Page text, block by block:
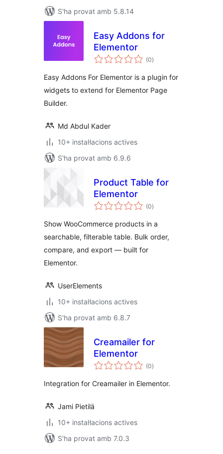
S'ha provat amb 5.8.14
Easy Addons for
Elementor
(0puntuacions
totals
)
Easy Addons For Elementor is a plugin for
widgets to extend for Elementor Page
Builder.
Md Abdul Kader
10+ instal·lacions actives
S'ha provat amb 6.9.6
Product Table for
Elementor
(0puntuacions
totals
)
Show WooCommerce products in a
searchable, filterable table. Bulk order,
compare, and export — built for
Elementor.
UserElements
10+ instal·lacions actives
S'ha provat amb 6.8.7
Creamailer for
Elementor
(0puntuacions
totals
)
Integration for Creamailer in Elementor.
Jami Pietilä
10+ instal·lacions actives
S'ha provat amb 7.0.3